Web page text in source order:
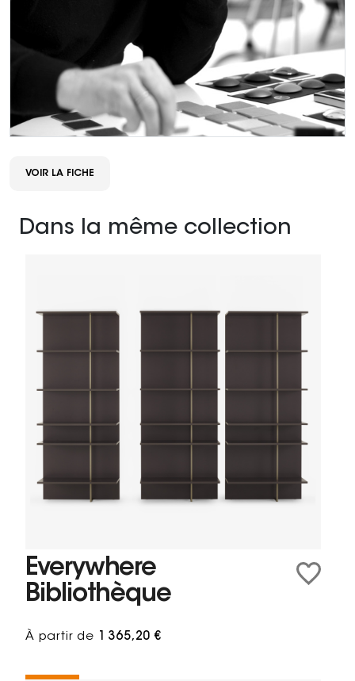
VOIR LA FICHE
Dans la même collection
Everywhere
Bibliothèque
À partir de 1 365,20 €